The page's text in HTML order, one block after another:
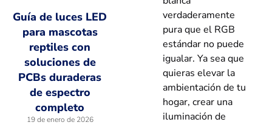
Guía de luces LED
para mascotas
reptiles con
soluciones de
PCBs duraderas
de espectro
completo
19 de enero de 2026
verdaderamente
pura que el RGB
estándar no puede
igualar. Ya sea que
quieras elevar la
ambientación de tu
hogar, crear una
iluminación de